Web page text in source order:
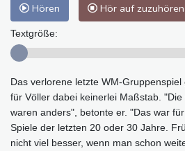
Hören Hör auf zuzuhören
Textgröße:
Das verlorene letzte WM-
für Völler dabei keinerlei Maßstab.
waren anders", betonte er. "Das war
Spiele der letzten 20 oder 30 Jahre.
nicht viel besser, wenn man schon